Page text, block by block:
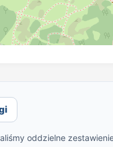
oddzielne